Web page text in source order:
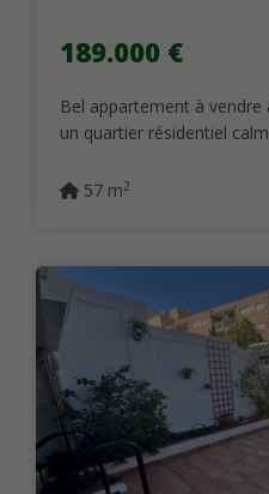
189.000 €
Bel appartement à
un quartier résidentiel
57 m2